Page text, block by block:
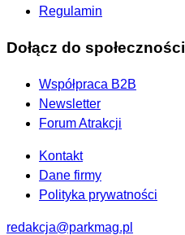
Regulamin
Dołącz do społeczności
Współpraca B2B
Newsletter
Forum Atrakcji
Kontakt
Dane firmy
Polityka prywatności
redakcja@parkmag.pl